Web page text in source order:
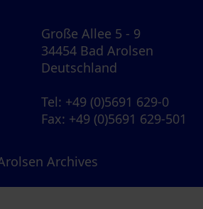
Große Allee 5 - 9
34454 Bad Arolsen
Deutschland
Tel: +49 (0)5691 629-0
Fax: +49 (0)5691 629-501
Archives